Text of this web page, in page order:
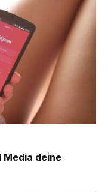
Media deine